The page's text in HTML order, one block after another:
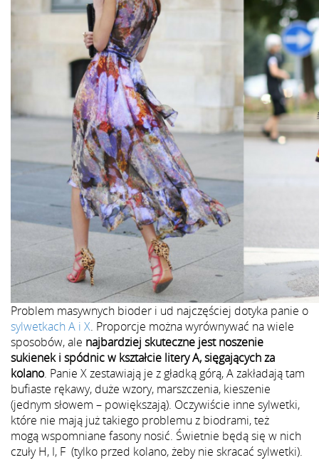
Problem masywnych bioder i ud najczęściej dotyka panie o
sylwetkach A i X. Proporcje można wyrównywać na wiele
sposobów, ale najbardziej skuteczne jest noszenie
sukienek i spódnic w kształcie litery A, sięgających za
kolano. Panie X zestawiają je z gładką górą, A zakładają tam
bufiaste rękawy, duże wzory, marszczenia, kieszenie
(jednym słowem – powiększają). Oczywiście inne sylwetki,
które nie mają już takiego problemu z biodrami, też
mogą wspomniane fasony nosić. Świetnie będą się w nich
czuły H, I, F (tylko przed kolano, żeby nie skracać sylwetki).